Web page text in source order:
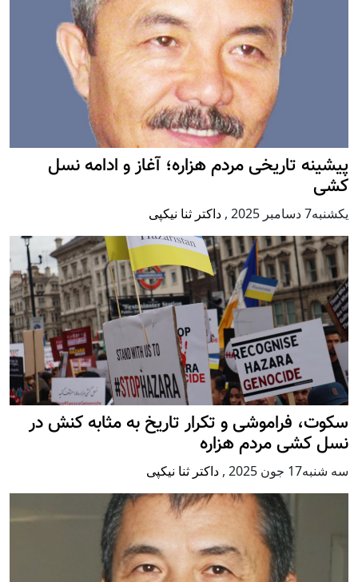
پيشينه تاريخی مردم هزاره؛ آغاز و ادامه نسل
کشی
يكشنبه7 دسامبر 2025 , داکتر ثنا نیکپی
سکوت، فراموشی و تکرار تاريخ به مثابه کنش در
نسل کشی مردم هزاره
سه شنبه17 جون 2025 , داکتر ثنا نیکپی